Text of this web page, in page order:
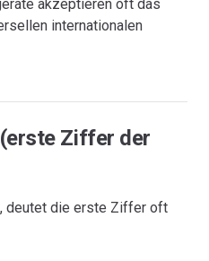
akzeptieren oft das
internationalen
Ziffer der
deutet die erste Ziffer oft